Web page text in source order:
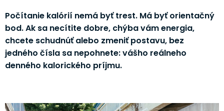
Počítanie kalórií nemá byť trest. Má byť orientačný
bod. Ak sa necítite dobre, chýba vám energia,
chcete schudnúť alebo zmeniť postavu, bez
jedného čísla sa nepohnete: vášho reálneho
denného kalorického príjmu.